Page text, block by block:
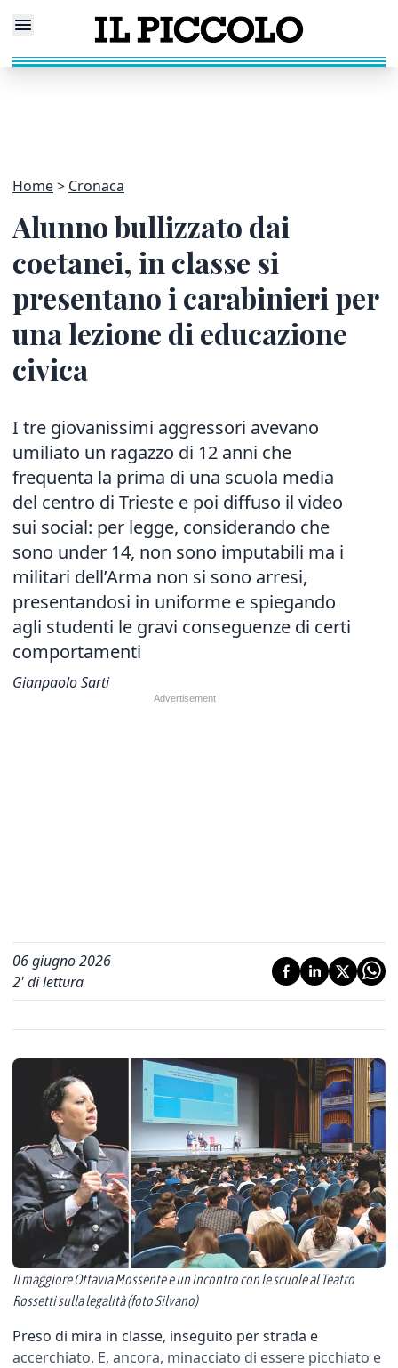
Home Cronaca
Alunno bullizzato dai
coetanei, in classe si
presentano i carabinieri per
una lezione di educazione
civica
I tre giovanissimi aggressori avevano
umiliato un ragazzo di 12 anni che
frequenta la prima di una scuola media
del centro di Trieste e poi diffuso il video
sui social: per legge, considerando che
sono under 14, non sono imputabili ma i
militari dell’Arma non si sono arresi,
presentandosi in uniforme e spiegando
agli studenti le gravi conseguenze di certi
comportamenti
Gianpaolo Sarti
06 giugno 2026
2' di lettura
Il maggiore Ottavia Mossente e un incontro con le scuole al Teatro
Rossetti sulla legalità (foto Silvano)
Preso di mira in classe, inseguito per strada e
accerchiato. E, ancora, minacciato di essere picchiato e